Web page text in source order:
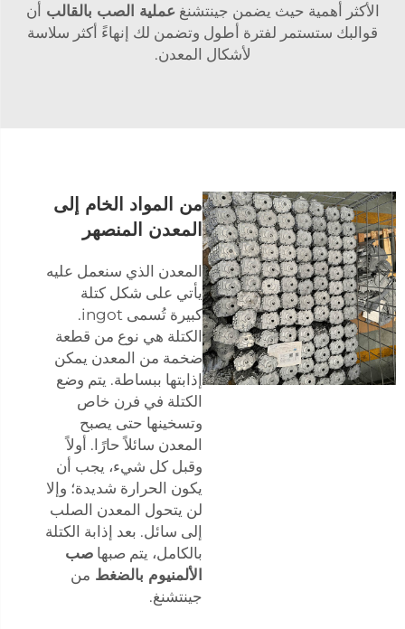
الأكثر أهمية حيث يضمن جينتشنغ عملية الصب بالقالب أن
قوالبك ستستمر لفترة أطول وتضمن لك إنهاءً أكثر سلاسة
لأشكال المعدن.
من المواد الخام إلى
المعدن المنصهر
المعدن الذي سنعمل عليه
يأتي على شكل كتلة
كبيرة تُسمى ingot.
الكتلة هي نوع من قطعة
ضخمة من المعدن يمكن
إذابتها ببساطة. يتم وضع
الكتلة في فرن خاص
وتسخينها حتى يصبح
المعدن سائلاً حارًا. أولاً
وقبل كل شيء، يجب أن
يكون الحرارة شديدة؛ وإلا
لن يتحول المعدن الصلب
إلى سائل. بعد إذابة الكتلة
بالكامل، يتم صبها صب
الألمنيوم بالضغط من
جينتشنغ.